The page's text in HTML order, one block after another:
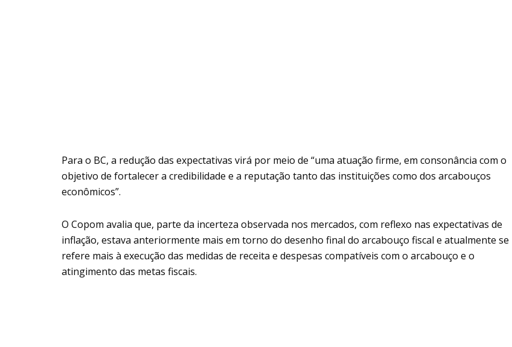
Para o BC, a redução das expectativas virá por meio de “uma atuação firme, em consonância com o
objetivo de fortalecer a credibilidade e a reputação tanto das instituições como dos arcabouços
econômicos”.
O Copom avalia que, parte da incerteza observada nos mercados, com reflexo nas expectativas de
inflação, estava anteriormente mais em torno do desenho final do arcabouço fiscal e atualmente se
refere mais à execução das medidas de receita e despesas compatíveis com o arcabouço e o
atingimento das metas fiscais.